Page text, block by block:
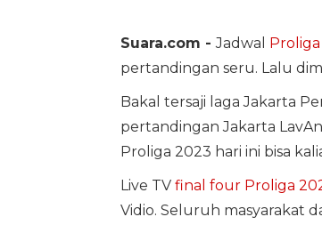
Suara.com -Jadwal
pertandingan seru. Lalu
Bakal tersaji laga Jakarta
pertandingan Jakarta
Proliga 2023 hari ini bisa
Live TV final four Proliga
Vidio. Seluruh masyarakat